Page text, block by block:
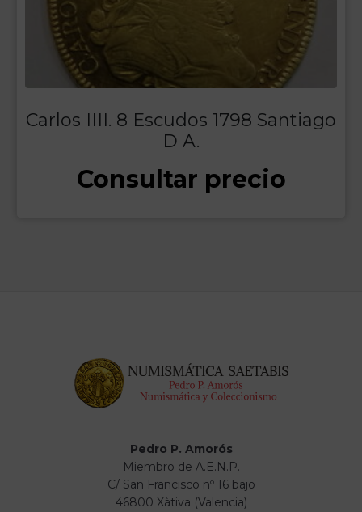
Carlos IIII. 8 Escudos 1798 Santiago
D A.
Consultar precio
Pedro P. Amorós
Miembro de A.E.N.P.
C/ San Francisco nº 16 bajo
46800 Xàtiva (Valencia)